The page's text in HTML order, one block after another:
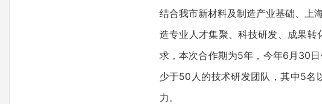
结合我市新材料及制造产业基础、上
造专业人才集聚、科技研发、成果
求，本次合作期为5年，今年6月30
少于50人的技术研发团队，其中5名
力。